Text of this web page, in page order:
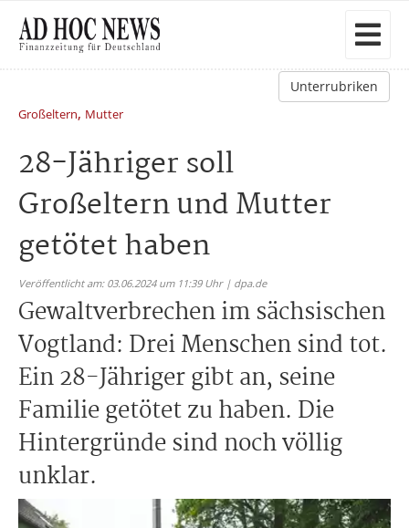
Unterrubriken
Großeltern, Mutter
28-Jähriger soll
Großeltern und Mutter
getötet haben
Veröffentlicht am: 03.06.2024 um 11:39 Uhr | dpa.de
Gewaltverbrechen im sächsischen
Vogtland: Drei Menschen sind tot.
Ein 28-Jähriger gibt an, seine
Familie getötet zu haben. Die
Hintergründe sind noch völlig
unklar.